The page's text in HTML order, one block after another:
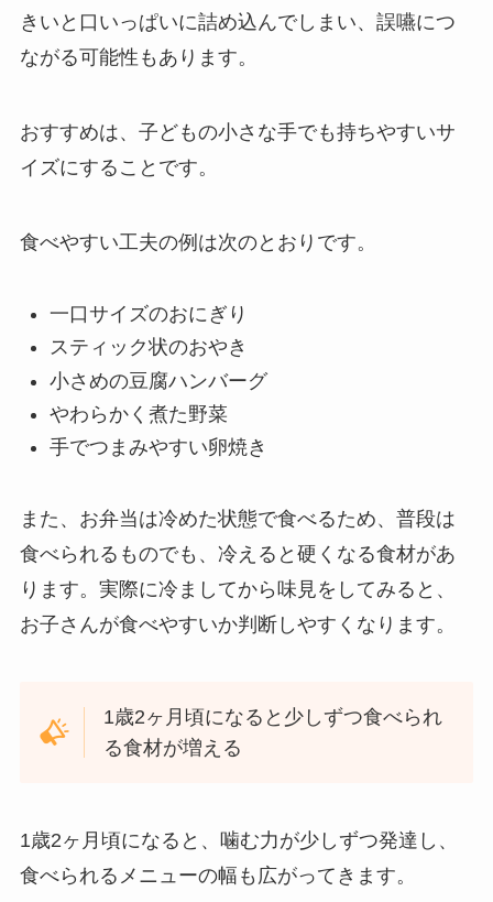
きいと口いっぱいに詰め込んでしまい、誤嚥につ
ながる可能性もあります。
おすすめは、子どもの小さな手でも持ちやすいサ
イズにすることです。
食べやすい工夫の例は次のとおりです。
一口サイズのおにぎり
スティック状のおやき
小さめの豆腐ハンバーグ
やわらかく煮た野菜
手でつまみやすい卵焼き
また、お弁当は冷めた状態で食べるため、普段は
食べられるものでも、冷えると硬くなる食材があ
ります。実際に冷ましてから味見をしてみると、
お子さんが食べやすいか判断しやすくなります。
1歳2ヶ月頃になると少しずつ食べられ
る食材が増える
1歳2ヶ月頃になると、噛む力が少しずつ発達し、
食べられるメニューの幅も広がってきます。